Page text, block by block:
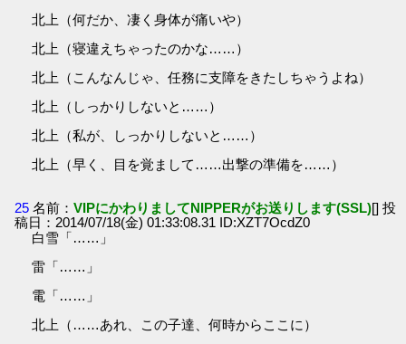
北上（何だか、凄く身体が痛いや）
北上（寝違えちゃったのかな……）
北上（こんなんじゃ、任務に支障をきたしちゃうよね）
北上（しっかりしないと……）
北上（私が、しっかりしないと……）
北上（早く、目を覚まして……出撃の準備を……）
25 名前：VIPにかわりましてNIPPERがお送りします(SSL)[] 投
稿日：2014/07/18(金) 01:33:08.31 ID:XZT7OcdZ0
白雪「……」
雷「……」
電「……」
北上（……あれ、この子達、何時からここに）